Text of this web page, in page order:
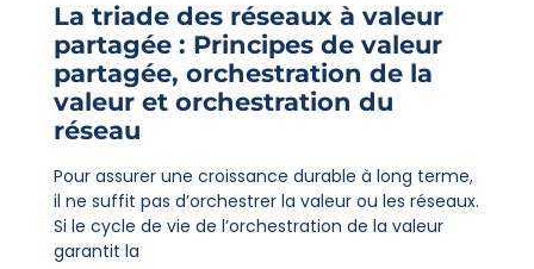
La triade des réseaux à valeur
partagée : Principes de valeur
partagée, orchestration de la
valeur et orchestration du
réseau
Pour assurer une croissance durable à long terme,
il ne suffit pas d’orchestrer la valeur ou les réseaux.
Si le cycle de vie de l’orchestration de la valeur
garantit la